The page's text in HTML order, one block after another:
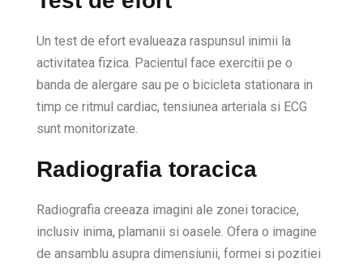
Un test de efort evalueaza raspunsul inimii la
activitatea fizica. Pacientul face exercitii pe o
banda de alergare sau pe o bicicleta stationara in
timp ce ritmul cardiac, tensiunea arteriala si ECG
sunt monitorizate.
Radiografia toracica
Radiografia creeaza imagini ale zonei toracice,
inclusiv inima, plamanii si oasele. Ofera o imagine
de ansamblu asupra dimensiunii, formei si pozitiei